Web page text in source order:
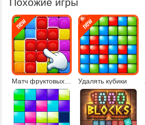
Матч фруктовых кубиков Удалять кубики